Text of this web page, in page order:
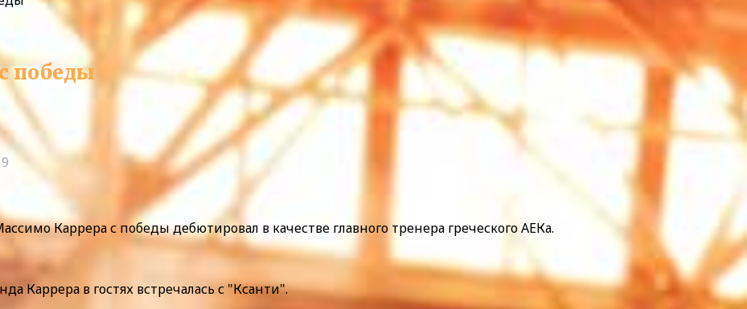
победы
Каррера с победы дебютировал в качестве главного тренера греческого АЕКа.
Каррера в гостях встречалась с "Ксанти".